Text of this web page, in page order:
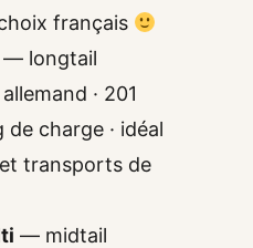
français
— longtail
· 201
de charge · idéal
transports de
— midtail